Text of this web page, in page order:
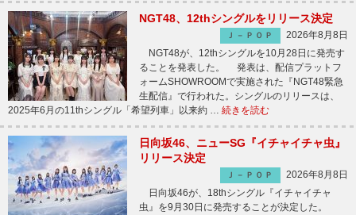
NGT48、12thシングルをリリース決定
Ｊ－ＰＯＰ
2026年8月8日
NGT48が、12thシングルを10月28日に発売す
ることを発表した。 発表は、配信プラットフ
ォームSHOWROOMで実施された『NGT48緊急
生配信』で行われた。シングルのリリースは、
2025年6月の11thシングル「希望列車」以来約 … 続きを読む
日向坂46、ニューSG『イチャイチャ虫』
リリース決定
Ｊ－ＰＯＰ
2026年8月8日
日向坂46が、18thシングル『イチャイチャ
虫』を9月30日に発売することが決定した。